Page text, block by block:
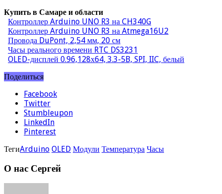
Купить в Самаре и области
Контроллер Arduino UNO R3 на CH340G
Контроллер Arduino UNO R3 на Atmega16U2
Провода DuPont, 2,54 мм, 20 см
Часы реального времени RTC DS3231
OLED-дисплей 0.96,128х64, 3.3-5B, SPI, IIC, белый
Поделиться
Facebook
Twitter
Stumbleupon
LinkedIn
Pinterest
ТегиArduino OLED Модули Температура Часы
О нас Сергей